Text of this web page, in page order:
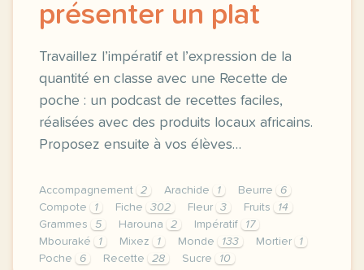
présenter un plat
Travaillez l’impératif et l’expression de la
quantité en classe avec une Recette de
poche : un podcast de recettes faciles,
réalisées avec des produits locaux africains.
Proposez ensuite à vos élèves…
Accompagnement 2 Arachide 1 Beurre
6
Compote
1 Fiche 302 Fleur 3 Fruits
14
Grammes
5 Harouna 2 Impératif
17
Mbouraké
1 Mixez 1 Monde 133 Mortier
1
Poche
6 Recette 28 Sucre 10